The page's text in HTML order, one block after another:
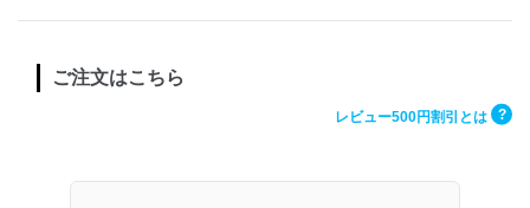
ご注文はこちら
レビュー500円割引とは ?